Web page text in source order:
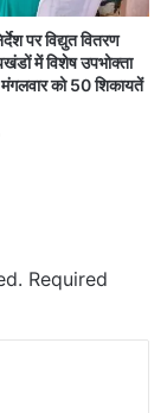
पर विद्युत वितरण
में विशेष उपभोक्ता
मंगलवार को 50 शिकायतें
Required